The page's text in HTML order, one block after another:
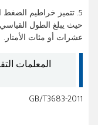
5. تتميز خراطيم الضغط
عشرات أو مئات الأمتار.
المعلمات
GB/T3683-2011